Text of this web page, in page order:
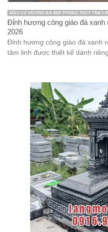
MẪU LƯ HƯƠNG ĐÁ ĐẸP PHONG THỦY TÂM
Đỉnh hương công giáo đá
2026
Đỉnh hương công giáo đá xanh
tâm linh được thiết kế dành